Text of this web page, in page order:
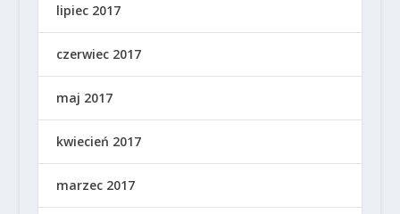
lipiec 2017
czerwiec 2017
maj 2017
kwiecień 2017
marzec 2017